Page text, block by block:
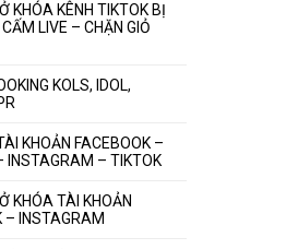
KHÓA KÊNH TIKTOK BỊ
LIVE – CHẶN GIỎ
KOLS, IDOL,
KHOẢN FACEBOOK –
INSTAGRAM – TIKTOK
KHÓA TÀI KHOẢN
– INSTAGRAM